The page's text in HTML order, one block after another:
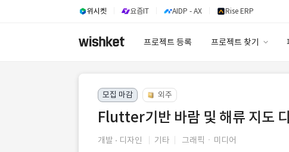
위시켓 요즘IT AIDP - AX Rise ERP
프로젝트 등록 프로젝트 찾기
모집 마감 외주
Flutter기반 바람 및 해류 지도
개발 디자인 기타 그래픽ㆍ미디어